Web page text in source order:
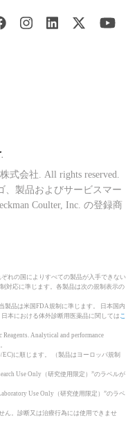
式会社. All rights reserved.
、製品およびサービスマー
Coulter, Inc. の登録商
れの国によりすべての製品が入手できない
対応に準じます。各製品は次の規制表示の
製品は米国FDA規制に準じます。 日本国内
本における体外診断用医薬品に関しては こ
Analytical and performance
に順じます。 （製品はヨーロッパ規制
Use Only（研究使用限定）”のラベルが
Use Only（研究使用限定）”のラベ
ん。診断又は治療行為には使用できませ